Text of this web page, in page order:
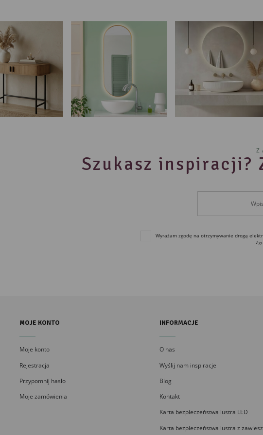
Szukasz inspiracji?
Wyrażam zgodę na otrzymywanie drogą
MOJE KONTO
Moje konto
Rejestracja
Przypomnij hasło
Moje zamówienia
INFORMACJE
O nas
Wyślij nam inspiracje
Blog
Kontakt
Karta bezpieczeństwa lustra LED
Karta bezpieczeństwa lustra z